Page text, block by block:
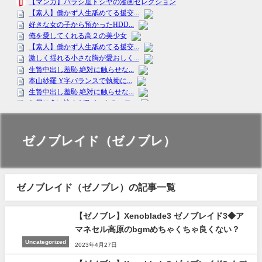
ゼノブレイド（ゼノブレ）
ゼノブレイド（ゼノブレ）の記事一覧
Uncategorized
【ゼノブレ】Xenoblade3 ゼノブレイド3◆ア
マネセル高原のbgmめちゃくちゃ良くない？
2023年4月27日